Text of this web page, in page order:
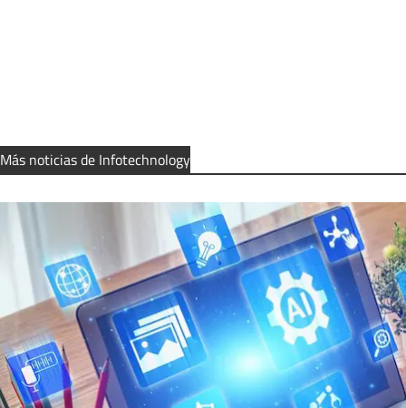
Más noticias de Infotechnology